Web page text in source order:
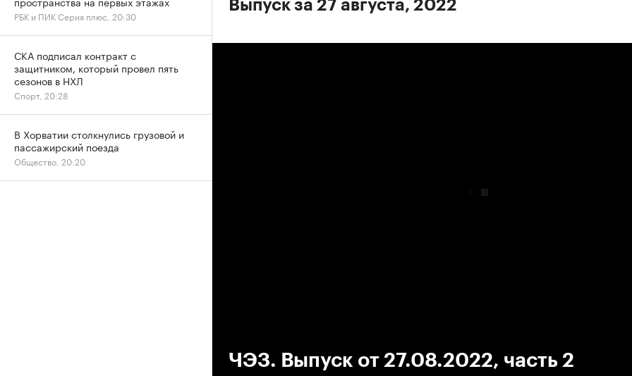
Выпуск за 27 августа, 2022
ЧЭЗ. Выпуск от 27.08.2022, часть 2
РБК и ПИК Серия плюс, 20:30
СКА подписал контракт с
защитником, который провел пять
сезонов в НХЛ
Спорт, 20:28
В Хорватии столкнулись грузовой и
пассажирский поезда
Общество, 20:20